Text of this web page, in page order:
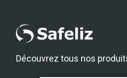
Découvrez tous nos